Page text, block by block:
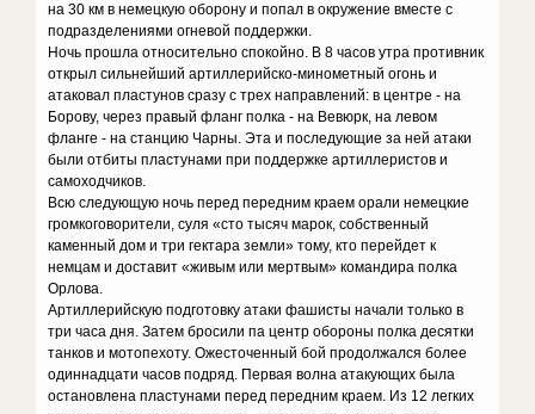
на 30 км в немецкую оборону и попал в окружение вместе с
подразделениями огневой поддержки.
Ночь прошла относительно спокойно. В 8 часов утра противник
открыл сильнейший артиллерийско-минометный огонь и
атаковал пластунов сразу с трех направлений: в центре - на
Борову, через правый фланг полка - на Вевюрк, на левом
фланге - на станцию Чарны. Эта и последующие за ней атаки
были отбиты пластунами при поддержке артиллеристов и
самоходчиков.
Всю следующую ночь перед передним краем орали немецкие
громкоговорители, суля «сто тысяч марок, собственный
каменный дом и три гектара земли» тому, кто перейдет к
немцам и доставит «живым или мертвым» командира полка
Орлова.
Артиллерийскую подготовку атаки фашисты начали только в
три часа дня. Затем бросили па центр обороны полка десятки
танков и мотопехоту. Ожесточенный бой продолжался более
одиннадцати часов подряд. Первая волна атакующих была
остановлена пластунами перед передним краем. Из 12 легких